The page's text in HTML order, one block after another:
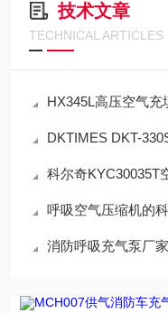
技术文章
TECHNICAL ARTICLES
HX345L高压空气充填泵
DKTIMES DKT-330S空
科尔奇KYC30035T
呼吸空气压缩机的
消防呼吸充气泵厂家